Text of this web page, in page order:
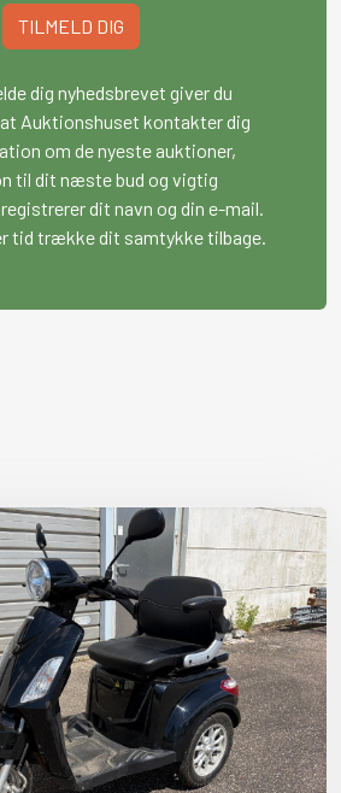
TILMELD DIG
dig nyhedsbrevet giver du
Auktionshuset kontakter dig
om de nyeste auktioner,
til dit næste bud og vigtig
dit navn og din e-mail.
tid trække dit samtykke tilbage.